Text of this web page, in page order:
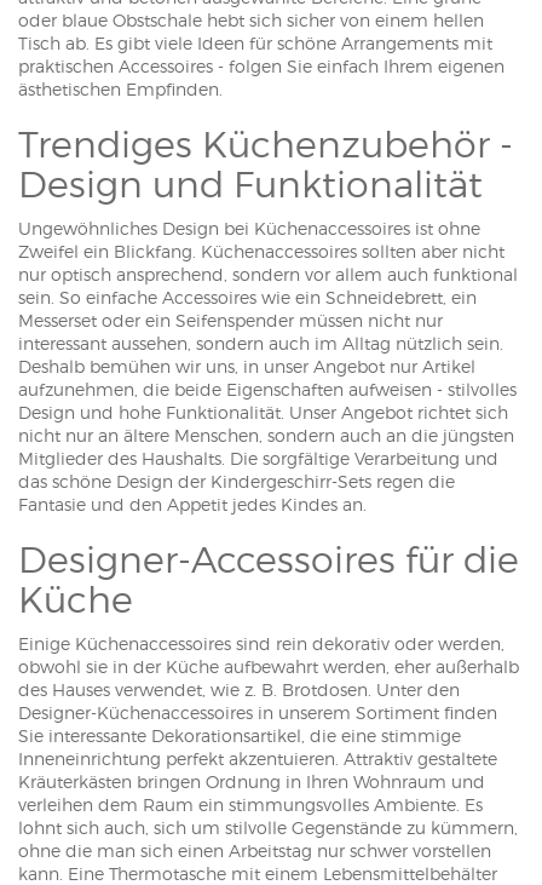
oder blaue Obstschale hebt sich sicher von einem hellen
Tisch ab. Es gibt viele Ideen für schöne Arrangements mit
praktischen Accessoires - folgen Sie einfach Ihrem eigenen
ästhetischen Empfinden.
Trendiges Küchenzubehör -
Design und Funktionalität
Ungewöhnliches Design bei Küchenaccessoires ist ohne
Zweifel ein Blickfang. Küchenaccessoires sollten aber nicht
nur optisch ansprechend, sondern vor allem auch funktional
sein. So einfache Accessoires wie ein Schneidebrett, ein
Messerset oder ein Seifenspender müssen nicht nur
interessant aussehen, sondern auch im Alltag nützlich sein.
Deshalb bemühen wir uns, in unser Angebot nur Artikel
aufzunehmen, die beide Eigenschaften aufweisen - stilvolles
Design und hohe Funktionalität. Unser Angebot richtet sich
nicht nur an ältere Menschen, sondern auch an die jüngsten
Mitglieder des Haushalts. Die sorgfältige Verarbeitung und
das schöne Design der Kindergeschirr-Sets regen die
Fantasie und den Appetit jedes Kindes an.
Designer-Accessoires für die
Küche
Einige Küchenaccessoires sind rein dekorativ oder werden,
obwohl sie in der Küche aufbewahrt werden, eher außerhalb
des Hauses verwendet, wie z. B. Brotdosen. Unter den
Designer-Küchenaccessoires in unserem Sortiment finden
Sie interessante Dekorationsartikel, die eine stimmige
Inneneinrichtung perfekt akzentuieren. Attraktiv gestaltete
Kräuterkästen bringen Ordnung in Ihren Wohnraum und
verleihen dem Raum ein stimmungsvolles Ambiente. Es
lohnt sich auch, sich um stilvolle Gegenstände zu kümmern,
ohne die man sich einen Arbeitstag nur schwer vorstellen
kann. Eine Thermotasche mit einem Lebensmittelbehälter